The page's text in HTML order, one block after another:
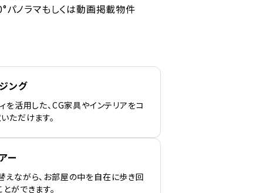
パノラマもしくは動画掲載物件
ング
を活用した、CG家具やインテリアをコ
ただけます。
ー
えながら、お部屋の中を自在に歩き回
ができます。